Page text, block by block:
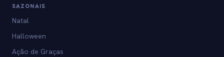
SAZONAIS
Natal
Halloween
Ação de Graças